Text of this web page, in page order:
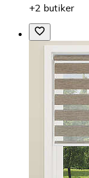
+2 butiker